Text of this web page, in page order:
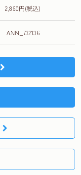
2,860円(税込)
ANN_732136